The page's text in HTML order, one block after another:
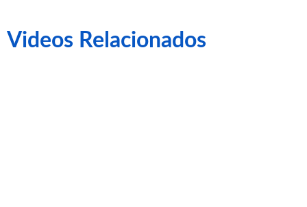
Videos Relacionados